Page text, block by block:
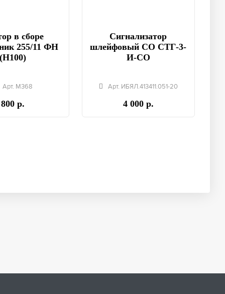
в сборе
255/11 ФН
(Н100)
Арт. М368
800 р.
Сигнализатор
шлейфовый СО СТГ-3-
И-СО
Арт. ИБЯЛ.413411.051-20
4 000 р.